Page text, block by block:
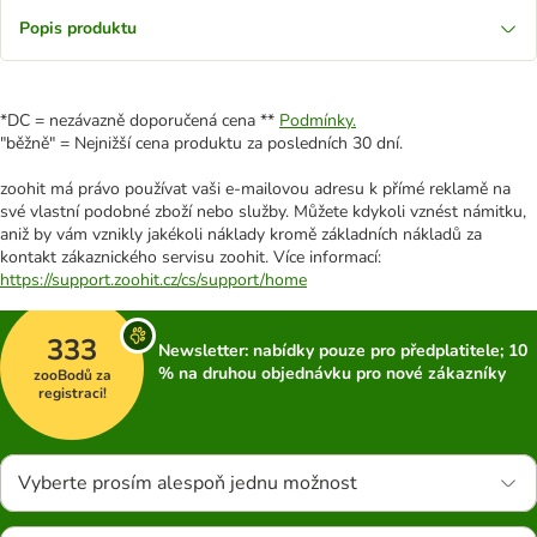
Popis produktu
*DC = nezávazně doporučená cena ** Podmínky.
"běžně" = Nejnižší cena produktu za posledních 30 dní.
zoohit má právo používat vaši e-mailovou adresu k přímé reklamě na
své vlastní podobné zboží nebo služby. Můžete kdykoli vznést námitku,
aniž by vám vznikly jakékoli náklady kromě základních nákladů za
kontakt zákaznického servisu zoohit. Více informací:
https://support.zoohit.cz/cs/support/home
333
zooBodů za
registraci!
Newsletter: nabídky pouze pro předplatitele; 10
% na druhou objednávku pro nové zákazníky
Vyberte prosím alespoň jednu možnost